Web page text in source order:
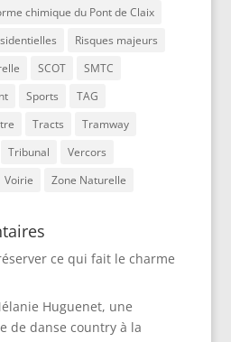
chimique du Pont de Claix
Risques majeurs
SCOT
SMTC
Sports
TAG
Tracts
Tramway
Tribunal
Vercors
Voirie Zone Naturelle
ce qui fait le charme
Huguenet, une
de danse country à la